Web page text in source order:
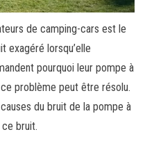
de camping-cars est le
exagéré lorsqu’elle
pourquoi leur pompe à
problème peut être résolu.
du bruit de la pompe à
bruit.